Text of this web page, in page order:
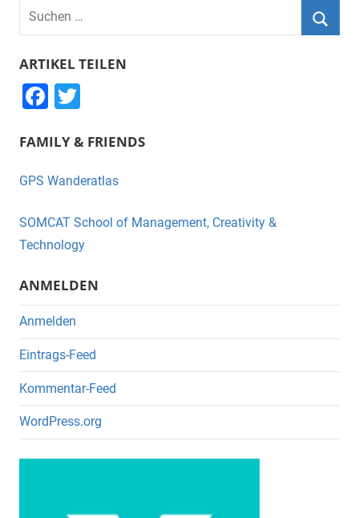
Suchen
nach:
ARTIKEL TEILEN
F
c
e
o
o
k
tt
er
FAMILY & FRIENDS
GPS Wanderatlas
SOMCAT School of Management, Creativity &
Technology
ANMELDEN
Anmelden
Eintrags-Feed
Kommentar-Feed
WordPress.org